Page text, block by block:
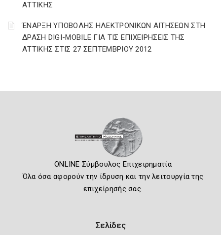
ΑΤΤΙΚΗΣ
ΈΝΑΡΞΗ ΥΠΟΒΟΛΗΣ ΗΛΕΚΤΡΟΝΙΚΩΝ ΑΙΤΗΣΕΩΝ ΣΤΗ
ΔΡΑΣΗ DIGI-MOBILE ΓΙΑ ΤΙΣ ΕΠΙΧΕΙΡΗΣΕΙΣ ΤΗΣ
ΑΤΤΙΚΗΣ ΣΤΙΣ 27 ΣΕΠΤΕΜΒΡΙΟΥ 2012
ONLINE Σύμβουλος Επιχειρηματία
Όλα όσα αφορούν την ίδρυση και την λειτουργία της
επιχείρησής σας.
Σελίδες